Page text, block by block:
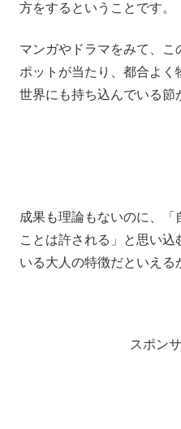
方をするということです。
マンガやドラマをみて、こ
ポットが当たり、都合よ
世界にも持ち込んでいる節
成果も理論もないのに、
ことは許される」と思い
いる大人の特徴だといえる
スポン